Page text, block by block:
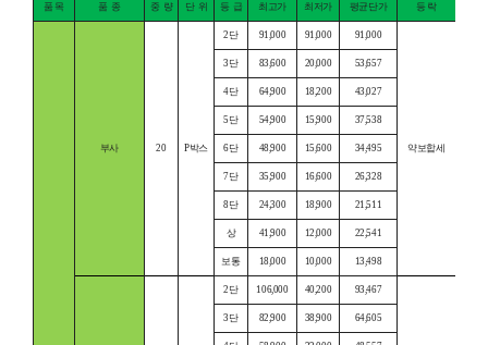
품 목 품 종 중 량 단 위 등 급 최고가 최저가 평균단가 등 락
부사 20 P박스
2단 91,000 91,000 91,000
약보합세
3단 83,600 20,000 53,657
4단 64,900 18,200 43,027
5단 54,900 15,900 37,538
6단 48,900 15,600 34,495
7단 35,900 16,600 26,328
8단 24,300 18,900 21,511
상 41,900 12,000 22,541
보통 18,000 10,000 13,498
2단 106,000 40,200 93,467
3단 82,900 38,900 64,605